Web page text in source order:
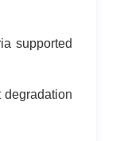
supported
degradation